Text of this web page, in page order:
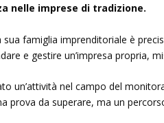
nelle imprese di tradizione.
famiglia imprenditoriale è
e gestire un’impresa propria,
un’attività nel campo del
prova da superare, ma un